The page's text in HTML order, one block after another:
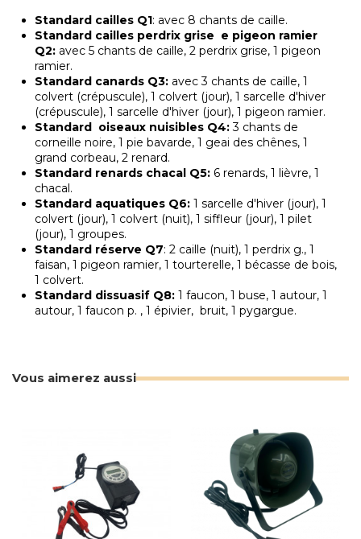
Standard cailles Q1: avec 8 chants de caille.
Standard cailles perdrix grise e pigeon ramier
Q2: avec 5 chants de caille, 2 perdrix grise, 1 pigeon
ramier.
Standard canards Q3: avec 3 chants de caille, 1
colvert (crépuscule), 1 colvert (jour), 1 sarcelle d'hiver
(crépuscule), 1 sarcelle d'hiver (jour), 1 pigeon ramier.
Standard oiseaux nuisibles Q4:3 chants de
corneille noire, 1 pie bavarde, 1 geai des chênes, 1
grand corbeau, 2 renard.
Standard renards chacal Q5: 6 renards, 1 lièvre, 1
chacal.
Standard aquatiques Q6: 1 sarcelle d'hiver (jour), 1
colvert (jour), 1 colvert (nuit), 1 siffleur (jour), 1 pilet
(jour), 1 groupes.
Standard réserve Q7: 2 caille (nuit), 1 perdrix g., 1
faisan, 1 pigeon ramier, 1 tourterelle, 1 bécasse de bois,
1 colvert.
Standard dissuasif Q8: 1 faucon, 1 buse, 1 autour, 1
autour, 1 faucon p. , 1 épivier, bruit, 1 pygargue.
Vous aimerez aussi